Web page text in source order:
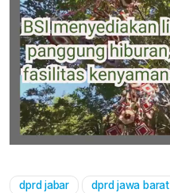
dprd jabar dprd jawa barat